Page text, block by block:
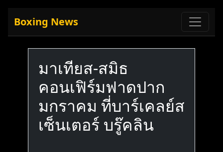
Boxing News
มาเทียส-สมิธ
คอนเฟิร์มฟาดปาก
มกราคม ที่บาร์เคลย์ส
เซ็นเตอร์ บรู๊คลิน